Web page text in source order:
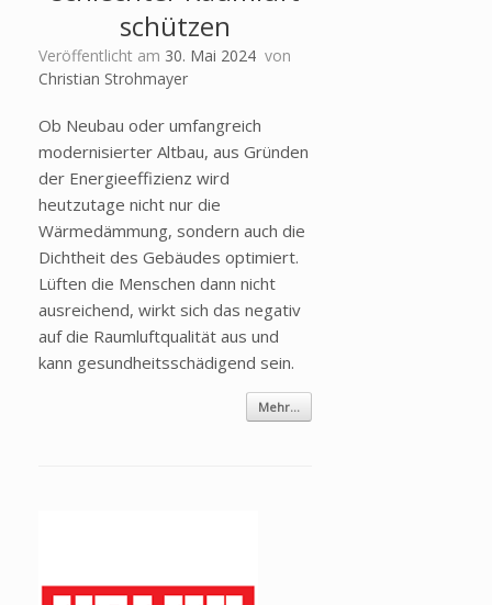
schützen
Veröffentlicht am 30. Mai 2024 von
Christian Strohmayer
Ob Neubau oder umfangreich
modernisierter Altbau, aus Gründen
der Energieeffizienz wird
heutzutage nicht nur die
Wärmedämmung, sondern auch die
Dichtheit des Gebäudes optimiert.
Lüften die Menschen dann nicht
ausreichend, wirkt sich das negativ
auf die Raumluftqualität aus und
kann gesundheitsschädigend sein.
Mehr...